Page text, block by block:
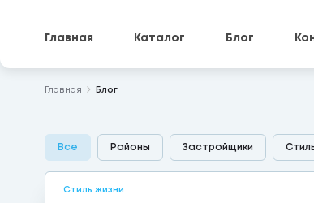
Главная Каталог Блог
Главная Блог
Все Районы Застройщики
Стиль жизни